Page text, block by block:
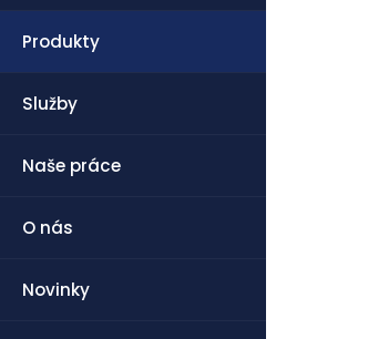
Produkty
Služby
Naše práce
O nás
Novinky